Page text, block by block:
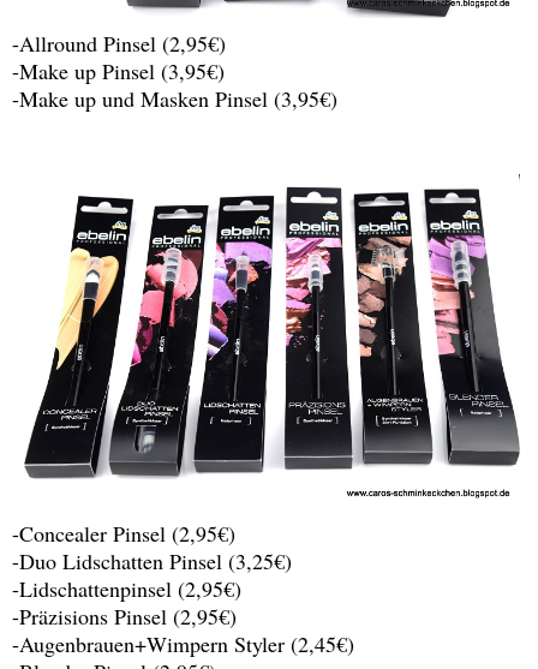
-Allround Pinsel (2,95€)
-Make up Pinsel (3,95€)
-Make up und Masken Pinsel (3,95€)
-Concealer Pinsel (2,95€)
-Duo Lidschatten Pinsel (3,25€)
-Lidschattenpinsel (2,95€)
-Präzisions Pinsel (2,95€)
-Augenbrauen+Wimpern Styler (2,45€)